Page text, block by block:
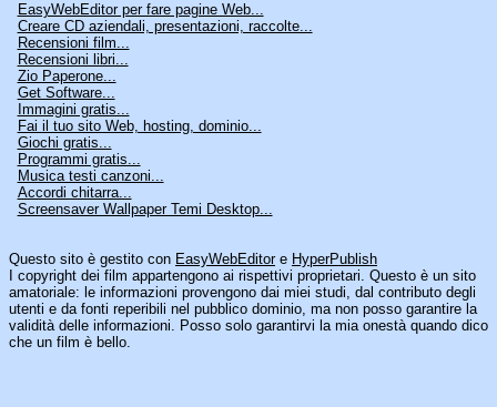
EasyWebEditor per fare pagine Web...
Creare CD aziendali, presentazioni, raccolte...
Recensioni film...
Recensioni libri...
Zio Paperone...
Get Software...
Immagini gratis...
Fai il tuo sito Web, hosting, dominio...
Giochi gratis...
Programmi gratis...
Musica testi canzoni...
Accordi chitarra...
Screensaver Wallpaper Temi Desktop...
Questo sito è gestito con EasyWebEditore HyperPublish
I copyright dei film appartengono ai rispettivi proprietari. Questo è un sito
amatoriale: le informazioni provengono dai miei studi, dal contributo degli
utenti e da fonti reperibili nel pubblico dominio, ma non posso garantire la
validità delle informazioni. Posso solo garantirvi la mia onestà quando dico
che un film è bello.